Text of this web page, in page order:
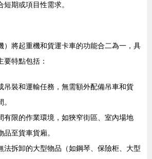
期或項目性需求。
）將起重機和貨運卡車的功能合二為一，具
要特點包括：
吊裝和運輸任務，無需額外配備吊車和貨
有限的作業環境，如狹窄街區、室內場地
至貨車貨廂。
法拆卸的大型物品（如鋼琴、保險柜、大型